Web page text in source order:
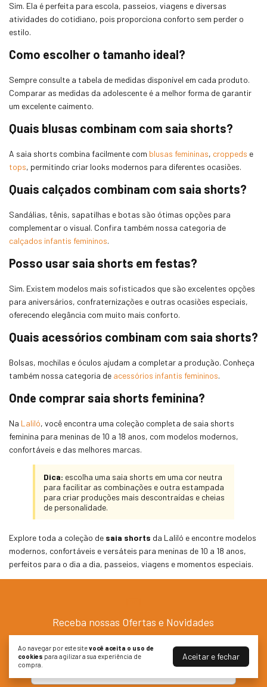
Ao navegar por este sitevocê aceita o uso de
cookies para agilizar a sua experiência de
compra.
Aceitar e fechar
Sim. Ela é perfeita para escola, passeios, viagens e diversas
atividades do cotidiano, pois proporciona conforto sem perder o
estilo.
Como escolher o tamanho ideal?
Sempre consulte a tabela de medidas disponível em cada produto.
Comparar as medidas da adolescente é a melhor forma de garantir
um excelente caimento.
Quais blusas combinam com saia shorts?
A saia shorts combina facilmente com blusas femininas, croppeds e
tops, permitindo criar looks modernos para diferentes ocasiões.
Quais calçados combinam com saia shorts?
Sandálias, tênis, sapatilhas e botas são ótimas opções para
complementar o visual. Confira também nossa categoria de
calçados infantis femininos.
Posso usar saia shorts em festas?
Sim. Existem modelos mais sofisticados que são excelentes opções
para aniversários, confraternizações e outras ocasiões especiais,
oferecendo elegância com muito mais conforto.
Quais acessórios combinam com saia shorts?
Bolsas, mochilas e óculos ajudam a completar a produção. Conheça
também nossa categoria de acessórios infantis femininos.
Onde comprar saia shorts feminina?
Na Laliló, você encontra uma coleção completa de saia shorts
feminina para meninas de 10 a 18 anos, com modelos modernos,
confortáveis e das melhores marcas.
Dica: escolha uma saia shorts em uma cor neutra
para facilitar as combinações e outra estampada
para criar produções mais descontraídas e cheias
de personalidade.
Explore toda a coleção de saia shorts da Laliló e encontre modelos
modernos, confortáveis e versáteis para meninas de 10 a 18 anos,
perfeitos para o dia a dia, passeios, viagens e momentos especiais.
Receba nossas Ofertas e Novidades
Cadastre-se agora!